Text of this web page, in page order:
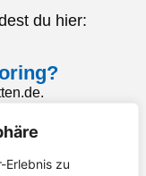
Erlebnis zu
du hier: